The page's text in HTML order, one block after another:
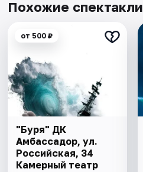
Похожие спектакли
от 500 ₽
"Буря" ДК
Амбассадор, ул.
Российская, 34
Камерный театр